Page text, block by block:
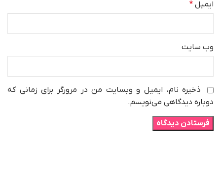
ایمیل *
وب‌ سایت
ذخیره نام، ایمیل و وبسایت من در مرورگر برای زمانی که
دوباره دیدگاهی می‌نویسم.